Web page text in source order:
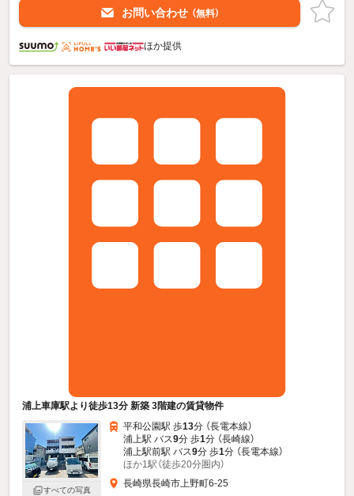
お問い合わせ （無料）
ほか提供
浦上車庫駅より徒歩13分 新築 3階建の賃貸物件
すべての写真
平和公園駅 歩13分 （長電本線）
浦上駅 バス9分 歩1分 （長崎線）
浦上駅前駅 バス9分 歩1分 （長電本線）
ほか1駅（徒歩20分圏内）
長崎県長崎市上野町6-25